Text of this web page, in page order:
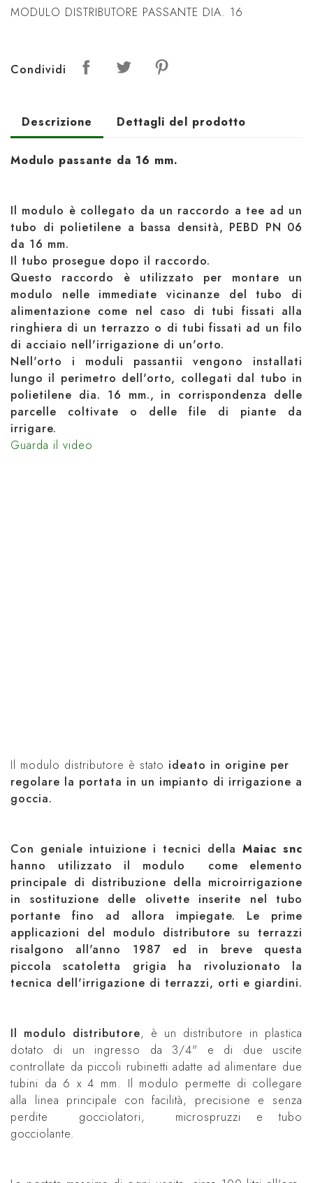
MODULO DISTRIBUTORE PASSANTE DIA. 16
Condividi
Descrizione Dettagli del prodotto
Modulo passante da 16 mm.
Il modulo è collegato da un raccordo a tee ad un
tubo di polietilene a bassa densità, PEBD PN 06
da 16 mm.
Il tubo prosegue dopo il raccordo.
Questo raccordo è utilizzato per montare un
modulo nelle immediate vicinanze del tubo di
alimentazione come nel caso di tubi fissati alla
ringhiera di un terrazzo o di tubi fissati ad un filo
di acciaio nell'irrigazione di un'orto.
Nell'orto i moduli passantii vengono installati
lungo il perimetro dell'orto, collegati dal tubo in
polietilene dia. 16 mm., in corrispondenza delle
parcelle coltivate o delle file di piante da
irrigare.
Guarda il video
Il modulo distributore è stato ideato in origine per
regolare la portata in un impianto di irrigazione a
goccia.
Con geniale intuizione i tecnici della Maiac snc
hanno utilizzato il modulo come elemento
principale di distribuzione della microirrigazione
in sostituzione delle olivette inserite nel tubo
portante fino ad allora impiegate. Le prime
applicazioni del modulo distributore su terrazzi
risalgono all'anno 1987 ed in breve questa
piccola scatoletta grigia ha rivoluzionato la
tecnica dell'irrigazione di terrazzi, orti e giardini.
Il modulo distributore, è un distributore in plastica
dotato di un ingresso da 3/4" e di due uscite
controllate da piccoli rubinetti adatte ad alimentare due
tubini da 6 x 4 mm. Il modulo permette di collegare
alla linea principale con facilità, precisione e senza
perdite gocciolatori, microspruzzi e tubo
gocciolante.